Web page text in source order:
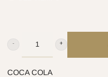
COCA
COLA
CANTIDAD
COCA COLA